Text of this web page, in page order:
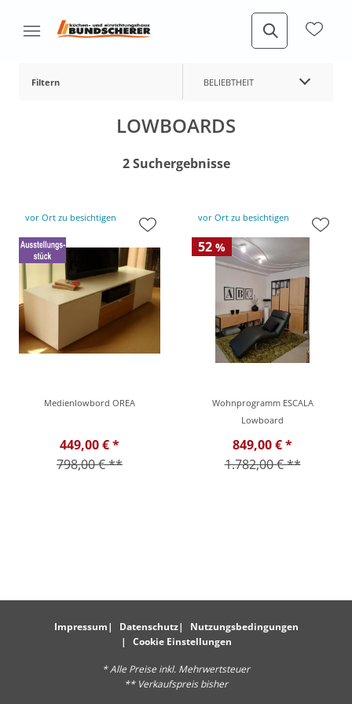
Filtern BELIEBTHEIT
LOWBOARDS
2 Suchergebnisse
vor Ort zu besichtigen
Medienlowbord OREA
449,00 € *
798,00 € **
vor Ort zu besichtigen
52 %
Wohnprogramm ESCALA
Lowboard
849,00 € *
1.782,00 € **
Impressum Datenschutz
Nutzungsbedingungen
Cookie Einstellungen
* Alle Preise inkl. Mehrwertsteuer
** Verkaufspreis bisher